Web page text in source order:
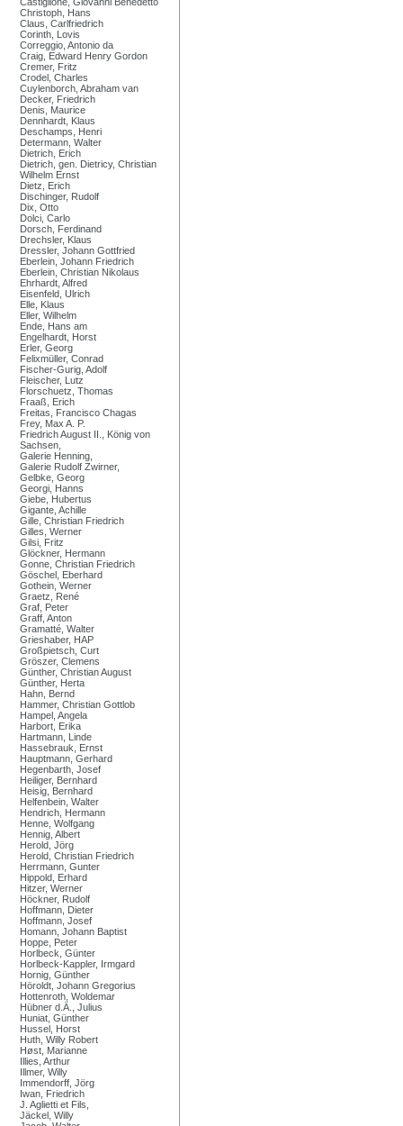
Christoph, Hans
Claus, Carlfriedrich
Corinth, Lovis
Correggio, Antonio da
Craig, Edward Henry Gordon
Cremer, Fritz
Crodel, Charles
Cuylenborch, Abraham van
Decker, Friedrich
Denis, Maurice
Dennhardt, Klaus
Deschamps, Henri
Determann, Walter
Dietrich, Erich
Dietrich, gen. Dietricy, Christian
Wilhelm Ernst
Dietz, Erich
Dischinger, Rudolf
Dix, Otto
Dolci, Carlo
Dorsch, Ferdinand
Drechsler, Klaus
Dressler, Johann Gottfried
Eberlein, Johann Friedrich
Eberlein, Christian Nikolaus
Ehrhardt, Alfred
Eisenfeld, Ulrich
Elle, Klaus
Eller, Wilhelm
Ende, Hans am
Engelhardt, Horst
Erler, Georg
Felixmüller, Conrad
Fischer-Gurig, Adolf
Fleischer, Lutz
Florschuetz, Thomas
Fraaß, Erich
Freitas, Francisco Chagas
Frey, Max A. P.
Friedrich August II., König von
Sachsen,
Galerie Henning,
Galerie Rudolf Zwirner,
Gelbke, Georg
Georgi, Hanns
Giebe, Hubertus
Gigante, Achille
Gille, Christian Friedrich
Gilles, Werner
Gilsi, Fritz
Glöckner, Hermann
Gonne, Christian Friedrich
Göschel, Eberhard
Gothein, Werner
Graetz, René
Graf, Peter
Graff, Anton
Gramatté, Walter
Grieshaber, HAP
Großpietsch, Curt
Gröszer, Clemens
Günther, Christian August
Günther, Herta
Hahn, Bernd
Hammer, Christian Gottlob
Hampel, Angela
Harbort, Erika
Hartmann, Linde
Hassebrauk, Ernst
Hauptmann, Gerhard
Hegenbarth, Josef
Heiliger, Bernhard
Heisig, Bernhard
Helfenbein, Walter
Hendrich, Hermann
Henne, Wolfgang
Hennig, Albert
Herold, Jörg
Herold, Christian Friedrich
Herrmann, Gunter
Hippold, Erhard
Hitzer, Werner
Höckner, Rudolf
Hoffmann, Dieter
Hoffmann, Josef
Homann, Johann Baptist
Hoppe, Peter
Horlbeck, Günter
Horlbeck-Kappler, Irmgard
Hornig, Günther
Höroldt, Johann Gregorius
Hottenroth, Woldemar
Hübner d.Ä., Julius
Huniat, Günther
Hussel, Horst
Huth, Willy Robert
Høst, Marianne
Illies, Arthur
Illmer, Willy
Immendorff, Jörg
Iwan, Friedrich
J. Aglietti et Fils,
Jäckel, Willy